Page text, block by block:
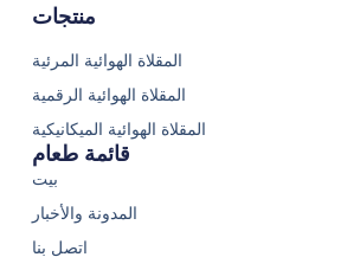
منتجات
المقلاة الهوائية المرئية
المقلاة الهوائية الرقمية
المقلاة الهوائية الميكانيكية
قائمة طعام
بيت
المدونة والأخبار
اتصل بنا